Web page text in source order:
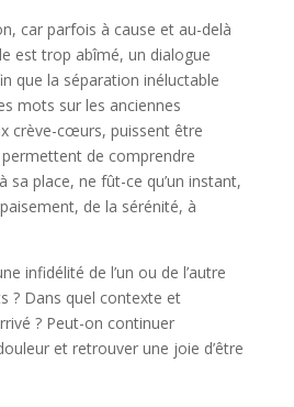
car parfois à cause et au-delà
est trop abîmé, un dialogue
que la séparation inéluctable
mots sur les anciennes
crève-cœurs, puissent être
de comprendre
sa place, ne fût-ce qu’un instant,
de la sérénité, à
infidélité de l’un ou de l’autre
? Dans quel contexte et
? Peut-on continuer
et retrouver une joie d’être